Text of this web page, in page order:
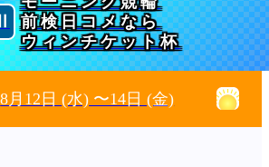
前検日コメなら
ウィンチケット杯
8月12日(水) 〜14日(金)